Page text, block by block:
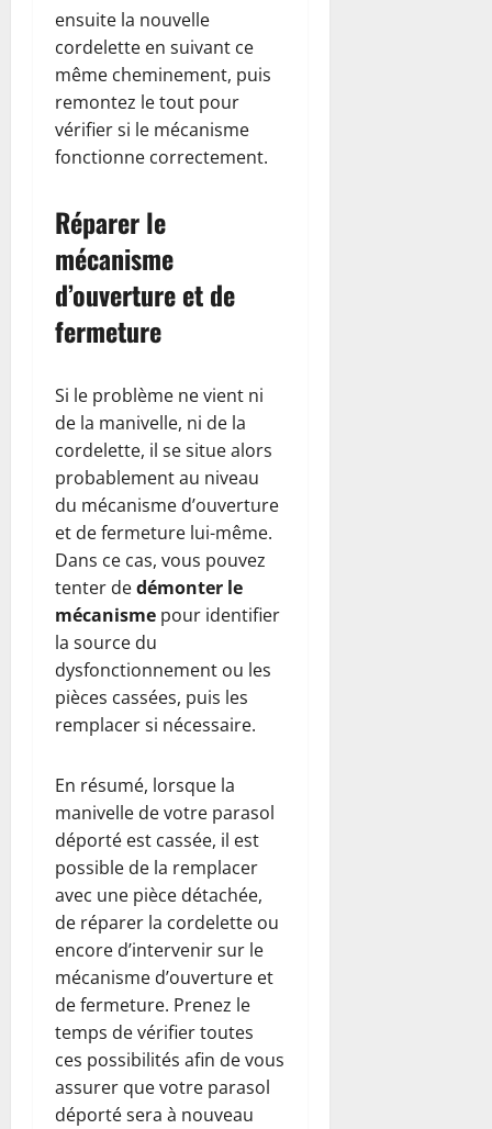
ensuite la nouvelle
cordelette en suivant ce
même cheminement, puis
remontez le tout pour
vérifier si le mécanisme
fonctionne correctement.
Réparer le
mécanisme
d’ouverture et de
fermeture
Si le problème ne vient ni
de la manivelle, ni de la
cordelette, il se situe alors
probablement au niveau
du mécanisme d’ouverture
et de fermeture lui-même.
Dans ce cas, vous pouvez
tenter dedémonter le
mécanisme pour identifier
la source du
dysfonctionnement ou les
pièces cassées, puis les
remplacer si nécessaire.
En résumé, lorsque la
manivelle de votre parasol
déporté est cassée, il est
possible de la remplacer
avec une pièce détachée,
de réparer la cordelette ou
encore d’intervenir sur le
mécanisme d’ouverture et
de fermeture. Prenez le
temps de vérifier toutes
ces possibilités afin de vous
assurer que votre parasol
déporté sera à nouveau